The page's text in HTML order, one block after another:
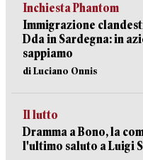
Inchiesta Phantom
Immigrazione
Dda in Sardegna: in
sappiamo
di Luciano Onnis
Il lutto
Dramma a Bono, la
l'ultimo saluto a Luigi